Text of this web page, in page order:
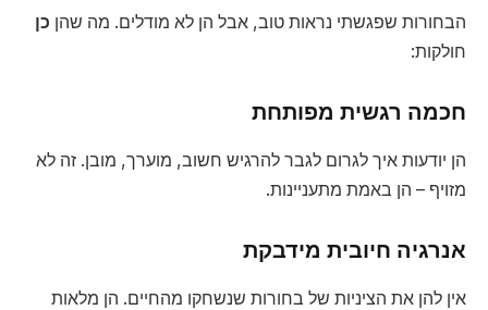
הבחורות שפגשתי נראות טוב, אבל הן לא מודלים. מה שהן כן
חולקות:
חכמה רגשית מפותחת
הן יודעות איך לגרום לגבר להרגיש חשוב, מוערך, מובן. זה לא
מזויף – הן באמת מתעניינות.
אנרגיה חיובית מידבקת
אין להן את הציניות של בחורות שנשחקו מהחיים. הן מלאות